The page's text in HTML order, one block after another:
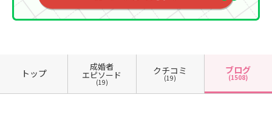
トップ
成婚者
エピソード
(19)
クチコミ
(19)
ブログ
(1508)